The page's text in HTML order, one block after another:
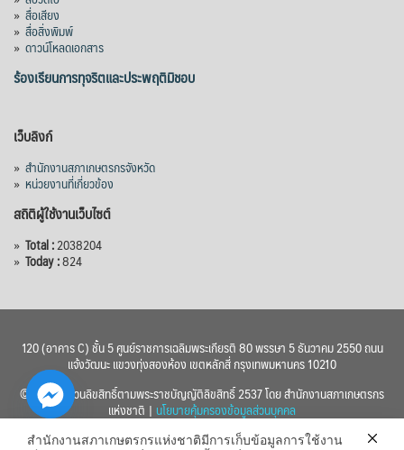
» สื่อเสียง
» สื่อสิ่งพิมพ์
» ดาวน์โหลดเอกสาร
ร้องเรียนการทุจริตและประพฤติมิชอบ
เว็บลิงก์
» สำนักงานสภาเกษตรกรจังหวัด
» หน่วยงานที่เกี่ยวข้อง
สถิติผู้ใช้งานเว็บไซต์
» Total :2038204
» Today :824
120 (อาคาร C) ชั้น 5 ศูนย์ราชการเฉลิมพระเกียรติ 80 พรรษา 5 ธันวาคม 2550 ถนน
แจ้งวัฒนะ แขวงทุ่งสองห้อง เขตหลักสี่ กรุงเทพมหานคร 10210
© 2560 สงวนลิขสิทธิ์ตามพระราชบัญญัติลิขสิทธิ์ 2537 โดย สำนักงานสภาเกษตรกร
แห่งชาติ | นโยบายคุ้มครองข้อมูลส่วนบุคคล
สำนักงานสภาเกษตรกรแห่งชาติมีการเก็บข้อมูลการใช้งาน